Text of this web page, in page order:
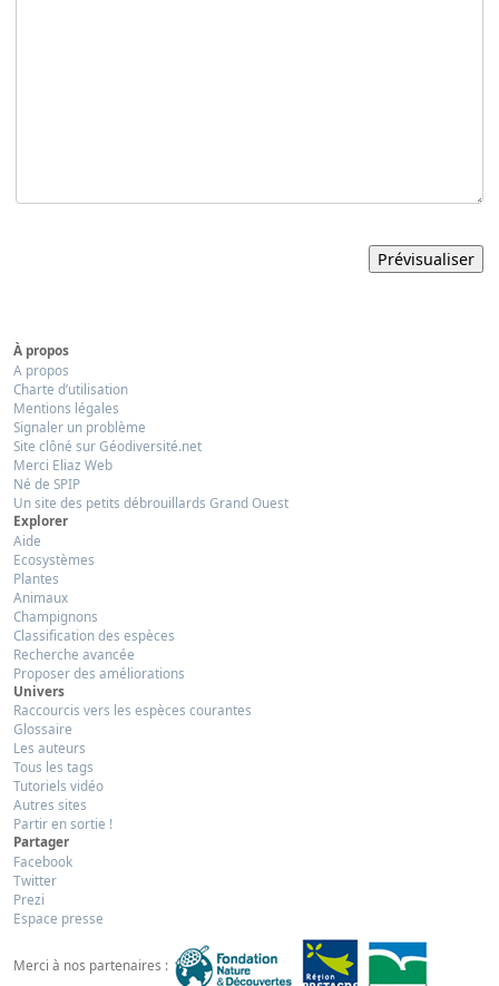
À propos
A propos
Charte d’utilisation
Mentions légales
Signaler un problème
Site clôné sur Géodiversité.net
Merci Eliaz Web
Né de SPIP
Un site des petits débrouillards Grand Ouest
Explorer
Aide
Ecosystèmes
Plantes
Animaux
Champignons
Classification des espèces
Recherche avancée
Proposer des améliorations
Univers
Raccourcis vers les espèces courantes
Glossaire
Les auteurs
Tous les tags
Tutoriels vidéo
Autres sites
Partir en sortie !
Partager
Facebook
Twitter
Prezi
Espace presse
Merci à nos partenaires :